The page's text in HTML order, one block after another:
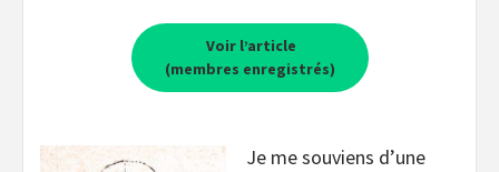
Voir l’article
(membres enregistrés)
Je me souviens d’une